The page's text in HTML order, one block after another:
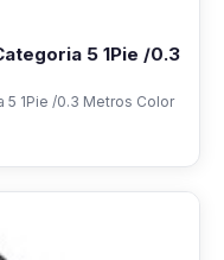
5 1Pie /0.3
5 1Pie /0.3 Metros Color